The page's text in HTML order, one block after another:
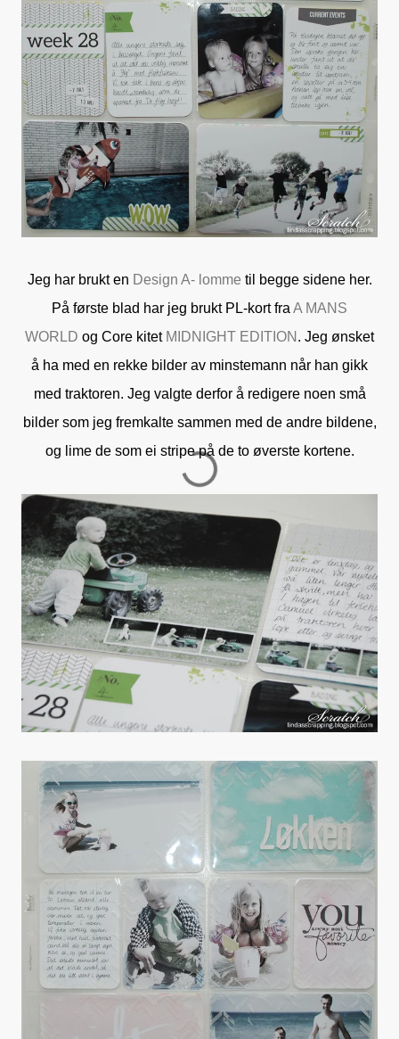
Jeg har brukt en Design A- lomme til begge sidene her.
På første blad har jeg brukt PL-kort fra A MANS
WORLD og Core kitet MIDNIGHT EDITION . Jeg ønsket
å ha med en rekke bilder av minstemann når han gikk
med traktoren. Jeg valgte derfor å redigere noen små
bilder som jeg fremkalte sammen med de andre bildene,
og lime de som ei stripe på de to øverste kortene.